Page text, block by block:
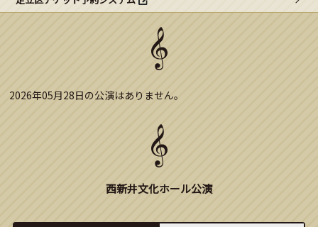
2026年05月28日の公演はありません。
西新井文化ホール公演